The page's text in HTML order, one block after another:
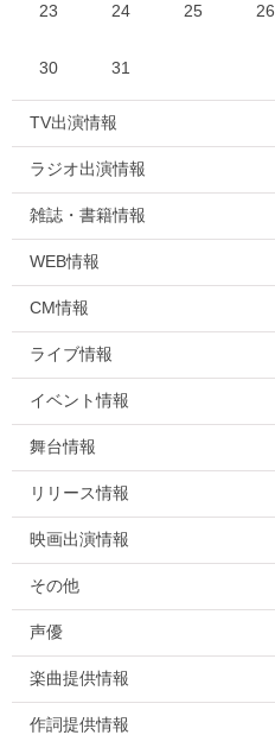
23 24 25 26
30 31
TV出演情報
ラジオ出演情報
雑誌・書籍情報
WEB情報
CM情報
ライブ情報
イベント情報
舞台情報
リリース情報
映画出演情報
その他
声優
楽曲提供情報
作詞提供情報